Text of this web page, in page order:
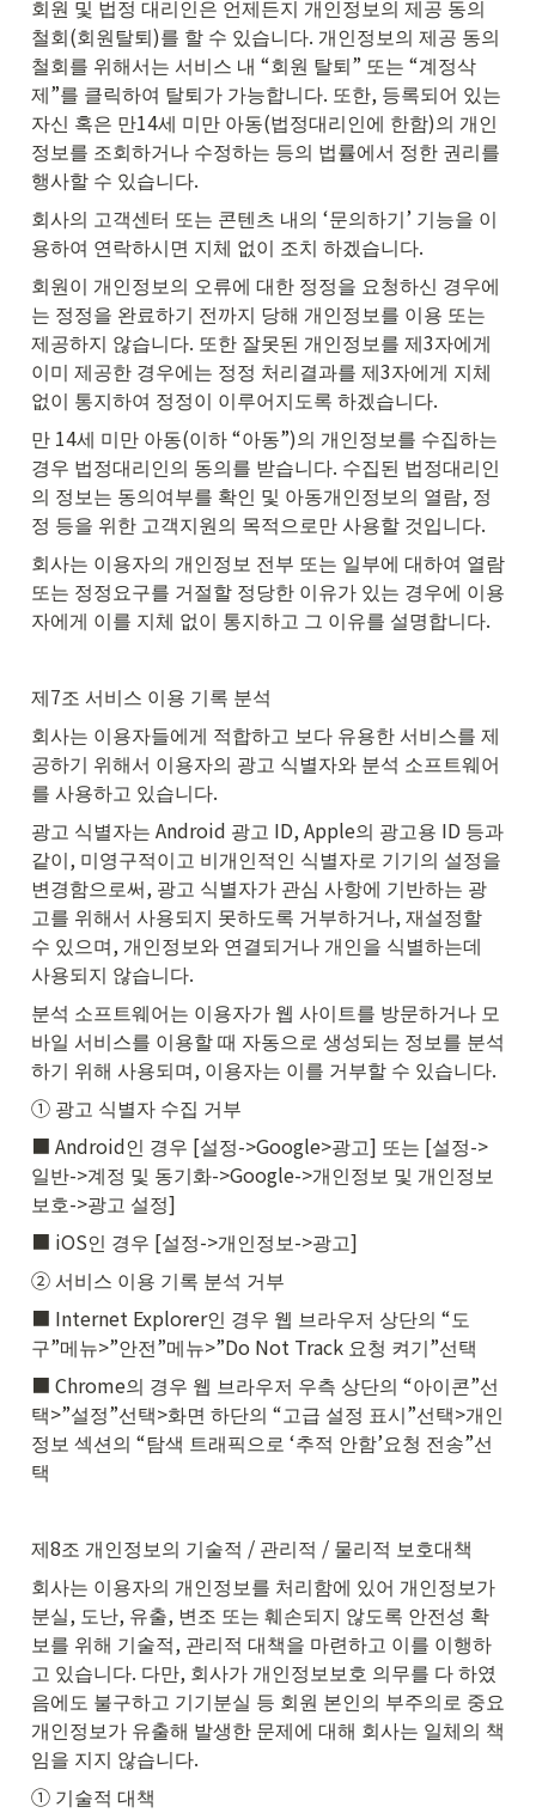
회원 및 법정 대리인은 언제든지 개인정보의 제공 동의
철회(회원탈퇴)를 할 수 있습니다. 개인정보의 제공 동의
철회를 위해서는 서비스 내 “회원 탈퇴” 또는 “계정삭
제”를 클릭하여 탈퇴가 가능합니다. 또한, 등록되어 있는
자신 혹은 만14세 미만 아동(법정대리인에 한함)의 개인
정보를 조회하거나 수정하는 등의 법률에서 정한 권리를
행사할 수 있습니다.
회사의 고객센터 또는 콘텐츠 내의 ‘문의하기’ 기능을 이
용하여 연락하시면 지체 없이 조치 하겠습니다.
회원이 개인정보의 오류에 대한 정정을 요청하신 경우에
는 정정을 완료하기 전까지 당해 개인정보를 이용 또는
제공하지 않습니다. 또한 잘못된 개인정보를 제3자에게
이미 제공한 경우에는 정정 처리결과를 제3자에게 지체
없이 통지하여 정정이 이루어지도록 하겠습니다.
만 14세 미만 아동(이하 “아동”)의 개인정보를 수집하는
경우 법정대리인의 동의를 받습니다. 수집된 법정대리인
의 정보는 동의여부를 확인 및 아동개인정보의 열람, 정
정 등을 위한 고객지원의 목적으로만 사용할 것입니다.
회사는 이용자의 개인정보 전부 또는 일부에 대하여 열람
또는 정정요구를 거절할 정당한 이유가 있는 경우에 이용
자에게 이를 지체 없이 통지하고 그 이유를 설명합니다.
제7조 서비스 이용 기록 분석
회사는 이용자들에게 적합하고 보다 유용한 서비스를 제
공하기 위해서 이용자의 광고 식별자와 분석 소프트웨어
를 사용하고 있습니다.
광고 식별자는 Android 광고 ID, Apple의 광고용 ID 등과
같이, 미영구적이고 비개인적인 식별자로 기기의 설정을
변경함으로써, 광고 식별자가 관심 사항에 기반하는 광
고를 위해서 사용되지 못하도록 거부하거나, 재설정할
수 있으며, 개인정보와 연결되거나 개인을 식별하는데
사용되지 않습니다.
분석 소프트웨어는 이용자가 웹 사이트를 방문하거나 모
바일 서비스를 이용할 때 자동으로 생성되는 정보를 분석
하기 위해 사용되며, 이용자는 이를 거부할 수 있습니다.
① 광고 식별자 수집 거부
■ Android인 경우 [설정->Google>광고] 또는 [설정->
일반->계정 및 동기화->Google->개인정보 및 개인정보
보호->광고 설정]
■ iOS인 경우 [설정->개인정보->광고]
② 서비스 이용 기록 분석 거부
■ Internet Explorer인 경우 웹 브라우저 상단의 “도
구”메뉴>”안전”메뉴>”Do Not Track 요청 켜기”선택
■ Chrome의 경우 웹 브라우저 우측 상단의 “아이콘”선
택>”설정”선택>화면 하단의 “고급 설정 표시”선택>개인
정보 섹션의 “탐색 트래픽으로 ‘추적 안함’요청 전송”선
택
제8조 개인정보의 기술적 / 관리적 / 물리적 보호대책
회사는 이용자의 개인정보를 처리함에 있어 개인정보가
분실, 도난, 유출, 변조 또는 훼손되지 않도록 안전성 확
보를 위해 기술적, 관리적 대책을 마련하고 이를 이행하
고 있습니다. 다만, 회사가 개인정보보호 의무를 다 하였
음에도 불구하고 기기분실 등 회원 본인의 부주의로 중요
개인정보가 유출해 발생한 문제에 대해 회사는 일체의 책
임을 지지 않습니다.
① 기술적 대책